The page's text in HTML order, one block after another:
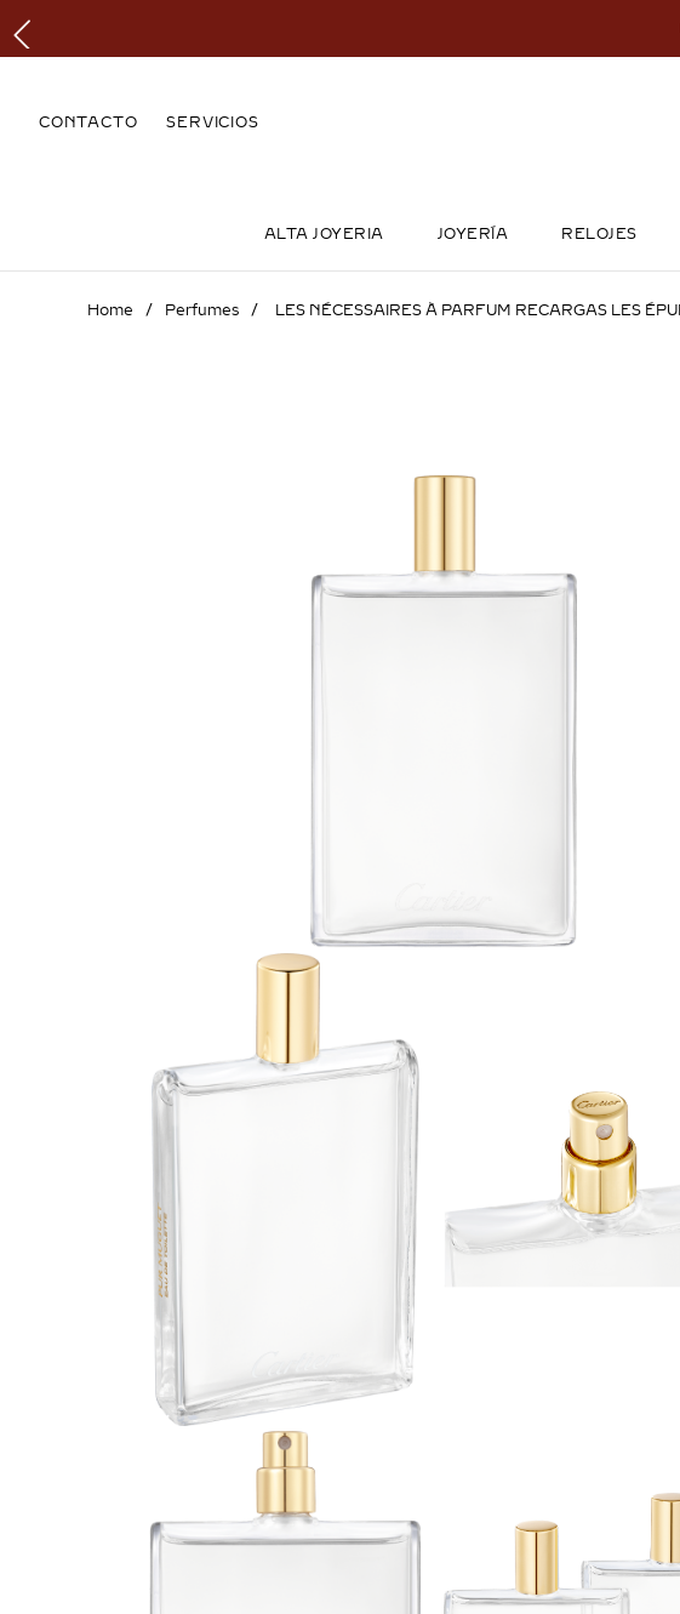
CONTACTO SERVICIOS
ALTA JOYERIA JOYERÍA RELOJES
Perfumes